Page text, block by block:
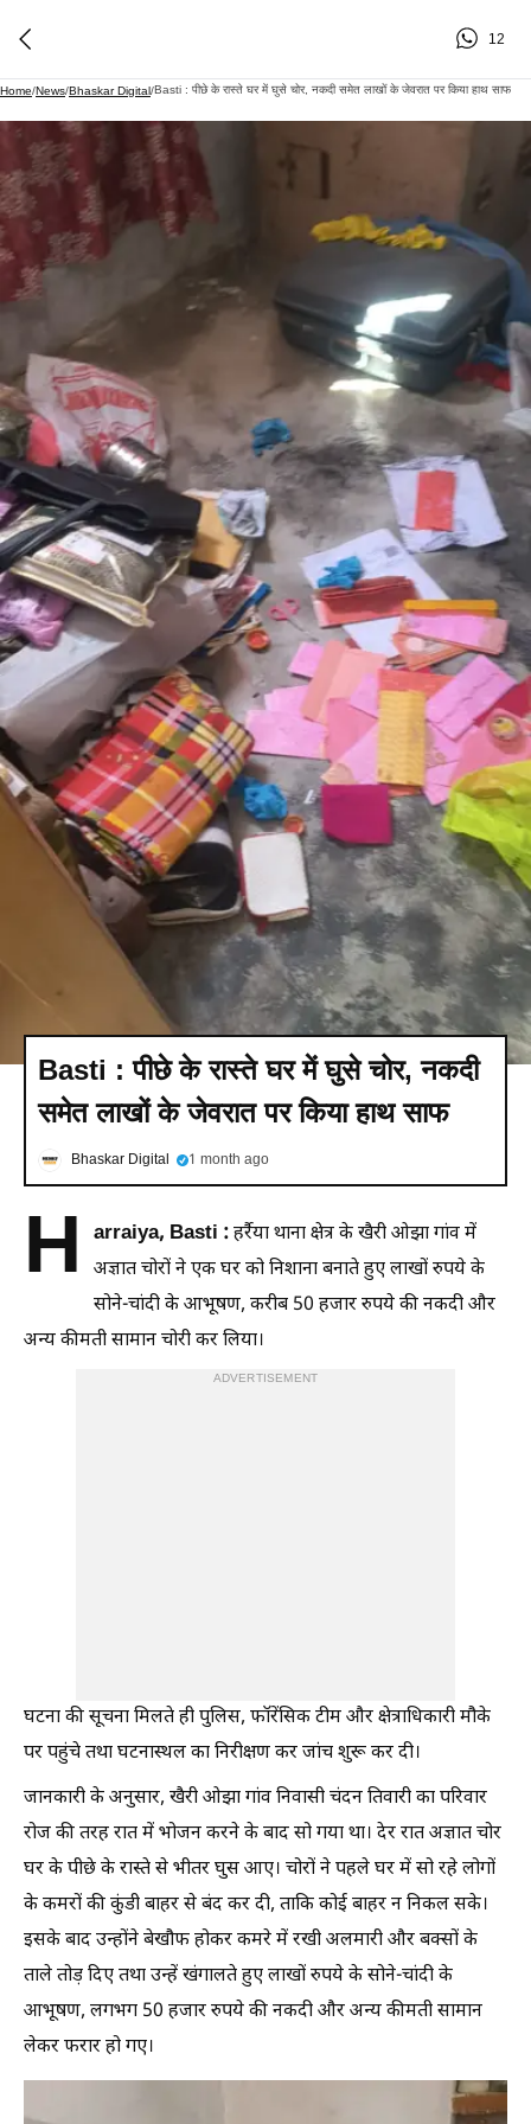
12
Home/News/Bhaskar Digital/Basti : पीछे के रास्ते घर में घुसे चोर, नकदी समेत लाखों के जेवरात पर किया हाथ साफ
Basti : पीछे के रास्ते घर में घुसे चोर, नकदी
समेत लाखों के जेवरात पर किया हाथ साफ
Bhaskar Digital 1 month ago
H arraiya, Basti :हर्रैया थाना क्षेत्र के खैरी ओझा गांव में
अज्ञात चोरों ने एक घर को निशाना बनाते हुए लाखों रुपये के
सोने-चांदी के आभूषण, करीब 50 हजार रुपये की नकदी और
अन्य कीमती सामान चोरी कर लिया।
ADVERTISEMENT
घटना की सूचना मिलते ही पुलिस, फॉरेंसिक टीम और क्षेत्राधिकारी मौके
पर पहुंचे तथा घटनास्थल का निरीक्षण कर जांच शुरू कर दी।
जानकारी के अनुसार, खैरी ओझा गांव निवासी चंदन तिवारी का परिवार
रोज की तरह रात में भोजन करने के बाद सो गया था। देर रात अज्ञात चोर
घर के पीछे के रास्ते से भीतर घुस आए। चोरों ने पहले घर में सो रहे लोगों
के कमरों की कुंडी बाहर से बंद कर दी, ताकि कोई बाहर न निकल सके।
इसके बाद उन्होंने बेखौफ होकर कमरे में रखी अलमारी और बक्सों के
ताले तोड़ दिए तथा उन्हें खंगालते हुए लाखों रुपये के सोने-चांदी के
आभूषण, लगभग 50 हजार रुपये की नकदी और अन्य कीमती सामान
लेकर फरार हो गए।